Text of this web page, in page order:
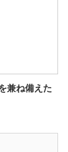
兼ね備えた